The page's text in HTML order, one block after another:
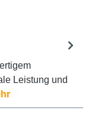
Leistung und